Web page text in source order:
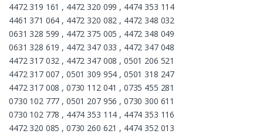
4472 319 161 , 4472 320 099 , 4474 353 114
4461 371 064 , 4472 320 082 , 4472 348 032
0631 328 599 , 4472 375 005 , 4472 348 049
0631 328 619 , 4472 347 033 , 4472 347 048
4472 317 032 , 4472 347 008 , 0501 206 521
4472 317 007 , 0501 309 954 , 0501 318 247
4472 317 008 , 0730 112 041 , 0735 455 281
0730 102 777 , 0501 207 956 , 0730 300 611
0730 102 778 , 4474 353 114 , 4474 353 116
4472 320 085 , 0730 260 621 , 4474 352 013